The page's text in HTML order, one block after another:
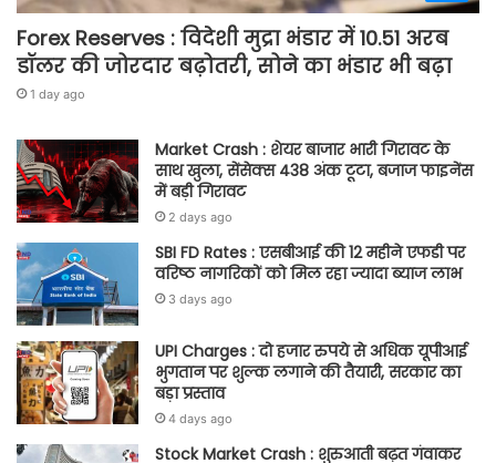
Forex Reserves : विदेशी मुद्रा भंडार में 10.51 अरब
डॉलर की जोरदार बढ़ोतरी, सोने का भंडार भी बढ़ा
1 day ago
Market Crash : शेयर बाजार भारी गिरावट के
साथ खुला, सेंसेक्स 438 अंक टूटा, बजाज फाइनेंस
में बड़ी गिरावट
2 days ago
SBI FD Rates : एसबीआई की 12 महीने एफडी पर
वरिष्ठ नागरिकों को मिल रहा ज्यादा ब्याज लाभ
3 days ago
UPI Charges : दो हजार रुपये से अधिक यूपीआई
भुगतान पर शुल्क लगाने की तैयारी, सरकार का
बड़ा प्रस्ताव
4 days ago
Stock Market Crash : शुरुआती बढ़त गंवाकर